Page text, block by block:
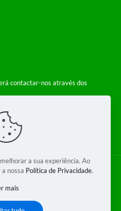
contactar-nos através dos
Dietéticos Lda. Todos os
a sua experiência. Ao
nossa Política de Privacidade.
mais